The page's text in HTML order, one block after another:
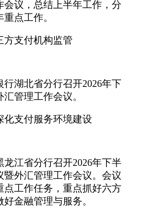
会议，总结上半年工作，分
点工作。
方支付机构监管
湖北省分行召开2026年下
管理工作会议。
化支付服务环境建设
江省分行召开2026年下半
外汇管理工作会议。会议
点工作任务，重点抓好六方
金融管理与服务。